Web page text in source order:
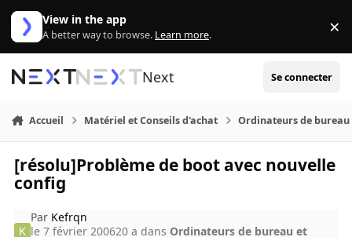
Aller au contenu
View in the app
A better way to browse. Learn more. ×
Next Se connecter
Accueil Matériel et Conseils d'achat Ordinateurs de bureau
[résolu]Problème de boot avec nouvelle
config
Par Kefrqn
le 7 février 200620 a dans Ordinateurs de bureau et